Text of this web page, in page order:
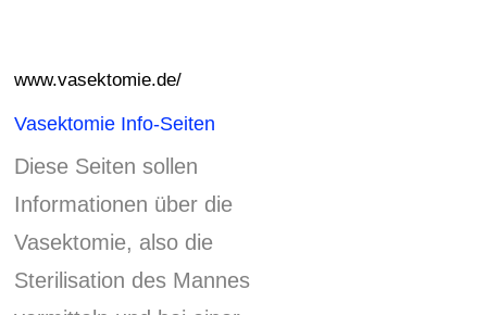
www.vasektomie.de/
Vasektomie Info-Seiten
Diese Seiten sollen
Informationen über die
Vasektomie, also die
Sterilisation des Mannes